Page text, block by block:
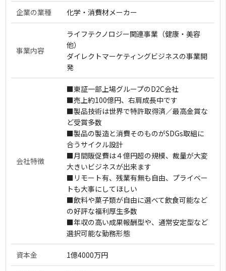
企業の業種 化学・消費材メーカー
事業内容
ライフテクノロジー関連事業（健康・美容
他）
ダイレクトマーケティングビジネスの事業開
発
会社特徴
■東証一部上場グループのD2C会社
■売上約100億円、右肩成長中です
■製品技術は世界で特許取得済／最高金賞な
ど受賞多数
■製品の製造と消費そのものがSDGs取組に
合うサイクル設計
■月間販促費は４億円超の規模、裁量が大変
大きいビジネスが出来ます
■リモート有、残業有無も自由、プライベー
トも大事にしてほしい
■飲料や菓子類が自由に選べて飲食可能など
の好評な福利厚生多数
■年収の高い成果報酬型や、通常安定型など
選択可能な勤務形態
資本金 1億4000万円